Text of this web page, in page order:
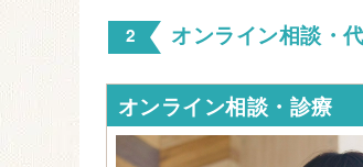
オンライン相談・
オンライン相談・診療